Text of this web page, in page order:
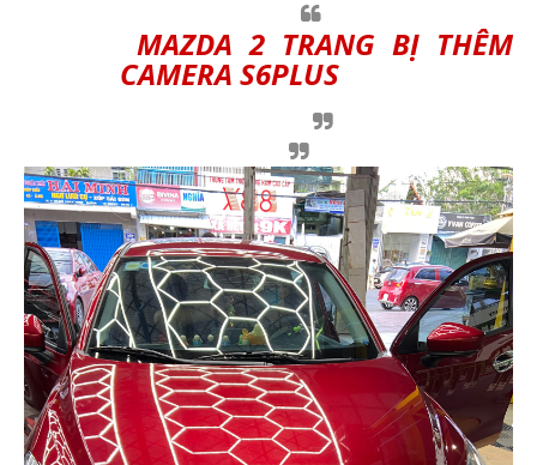
MAZDA 2 TRANG BỊ THÊM
CAMERA S6PLUS